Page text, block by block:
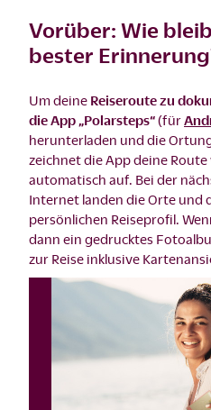
Vorüber: Wie
bester
Um deine Reiseroute zu
die App „Polarsteps“(für
herunterladen und die
zeichnet die App deine Route
automatisch auf. Bei der
Internet landen die Orte und
persönlichen Reiseprofil.
dann ein gedrucktes
zur Reise inklusive